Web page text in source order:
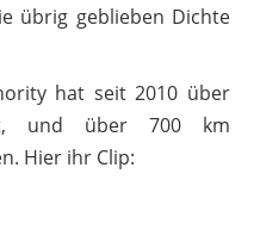
übrig geblieben Dichte
hat seit 2010 über
und über 700 km
Hier ihr Clip: